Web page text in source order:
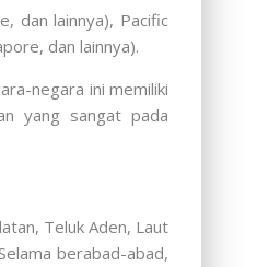
dan lainnya), Pacific
dan lainnya).
negara ini memiliki
yang sangat pada
Teluk Aden, Laut
berabad-abad,